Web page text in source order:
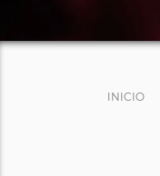
INICIO